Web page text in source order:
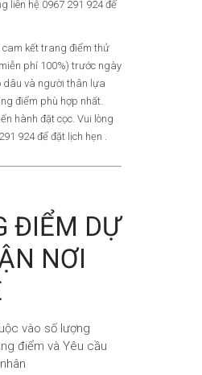
liên hệ 0967 291 924 để
cam kết trang điểm thử
phí 100%) trước ngày
dâu và người thân lựa
điểm phù hợp nhất.
hành đặt cọc. Vui lòng
924 để đặt lịch hẹn .
ĐIỂM DỰ
NƠI
vào số lượng
điểm và Yêu cầu